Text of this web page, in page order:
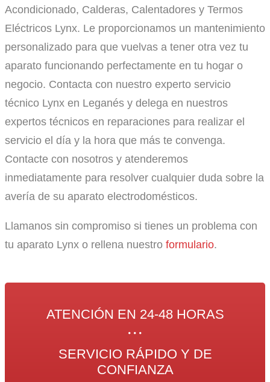
Acondicionado, Calderas, Calentadores y Termos
Eléctricos Lynx. Le proporcionamos un mantenimiento
personalizado para que vuelvas a tener otra vez tu
aparato funcionando perfectamente en tu hogar o
negocio. Contacta con nuestro experto servicio
técnico Lynx en Leganés y delega en nuestros
expertos técnicos en reparaciones para realizar el
servicio el día y la hora que más te convenga.
Contacte con nosotros y atenderemos
inmediatamente para resolver cualquier duda sobre la
avería de su aparato electrodomésticos.
Llamanos sin compromiso si tienes un problema con
tu aparato Lynx o rellena nuestro formulario.
ATENCIÓN EN 24-48 HORAS
SERVICIO RÁPIDO Y DE
CONFIANZA